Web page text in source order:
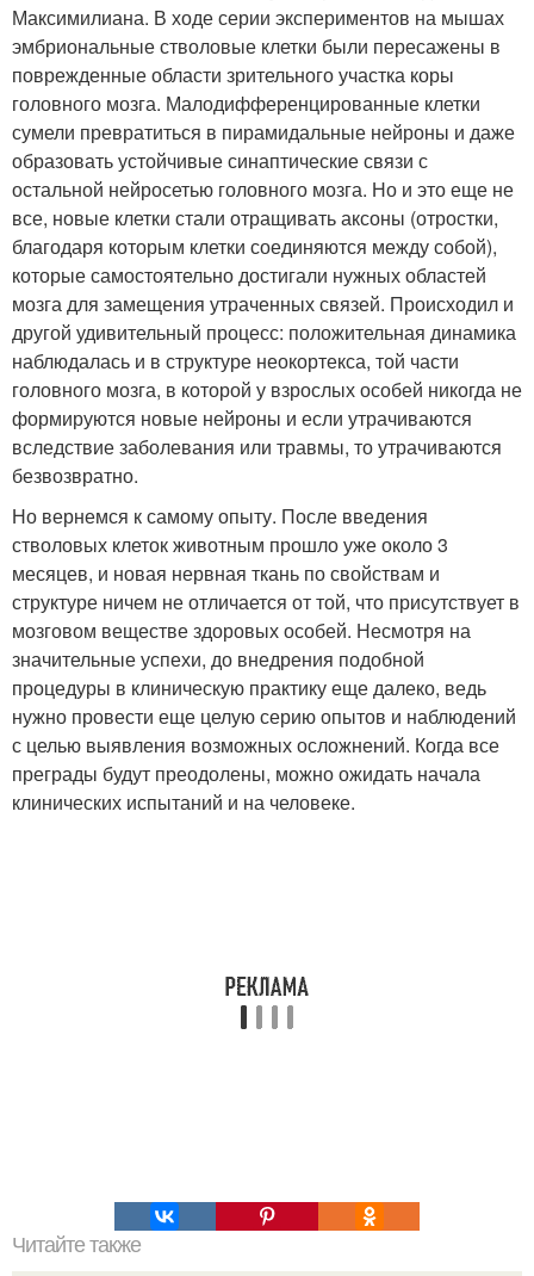
Максимилиана. В ходе серии экспериментов на мышах
эмбриональные стволовые клетки были пересажены в
поврежденные области зрительного участка коры
головного мозга. Малодифференцированные клетки
сумели превратиться в пирамидальные нейроны и даже
образовать устойчивые синаптические связи с
остальной нейросетью головного мозга. Но и это еще не
все, новые клетки стали отращивать аксоны (отростки,
благодаря которым клетки соединяются между собой),
которые самостоятельно достигали нужных областей
мозга для замещения утраченных связей. Происходил и
другой удивительный процесс: положительная динамика
наблюдалась и в структуре неокортекса, той части
головного мозга, в которой у взрослых особей никогда не
формируются новые нейроны и если утрачиваются
вследствие заболевания или травмы, то утрачиваются
безвозвратно.
Но вернемся к самому опыту. После введения
стволовых клеток животным прошло уже около 3
месяцев, и новая нервная ткань по свойствам и
структуре ничем не отличается от той, что присутствует в
мозговом веществе здоровых особей. Несмотря на
значительные успехи, до внедрения подобной
процедуры в клиническую практику еще далеко, ведь
нужно провести еще целую серию опытов и наблюдений
с целью выявления возможных осложнений. Когда все
преграды будут преодолены, можно ожидать начала
клинических испытаний и на человеке.
Читайте также